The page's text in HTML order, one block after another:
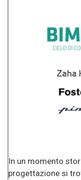
In un momento
progettazione si